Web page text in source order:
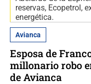
reservas, Ecopetrol,
energética.
Avianca
Esposa de
millonario robo
de Avianca